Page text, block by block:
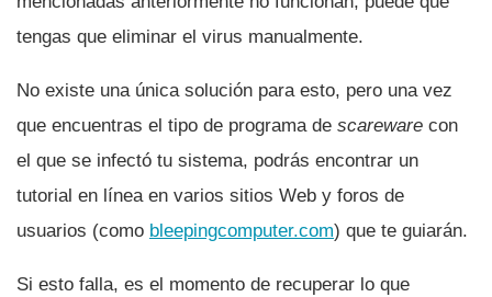
tengas que eliminar el virus manualmente.
No existe una única solución para esto, pero una vez
que encuentras el tipo de programa de scareware con
el que se infectó tu sistema, podrás encontrar un
tutorial en lí­nea en varios sitios Web y foros de
usuarios (como bleepingcomputer.com) que te guiarán.
Si esto falla, es el momento de recuperar lo que